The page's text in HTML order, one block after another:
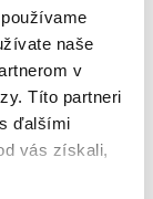
naše
v
Títo partneri
ďalšími
vás získali,
poznať i
EÚ vo